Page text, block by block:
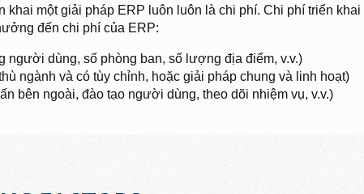
khai một giải pháp ERP luôn luôn là chi phí. Chi phí triển
đến chi phí của ERP:
người dùng, số phòng ban, số lượng địa điểm, v.v.)
ngành và có tùy chỉnh, hoặc giải pháp chung và linh hoạt)
bên ngoài, đào tạo người dùng, theo dõi nhiệm vụ, v.v.)